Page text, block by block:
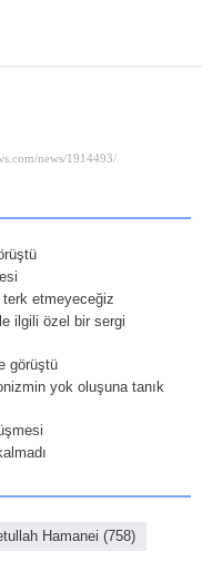
terk etmeyeceğiz
ilgili özel bir sergi
görüştü
yok oluşuna tanık
Hamanei (758)